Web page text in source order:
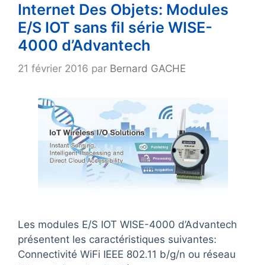
Internet Des Objets: Modules
E/S IOT sans fil série WISE-
4000 d’Advantech
21 février 2016 par Bernard GACHE
Les modules E/S IOT WISE-4000 d’Advantech
présentent les caractéristiques suivantes:
Connectivité WiFi IEEE 802.11 b/g/n ou réseau